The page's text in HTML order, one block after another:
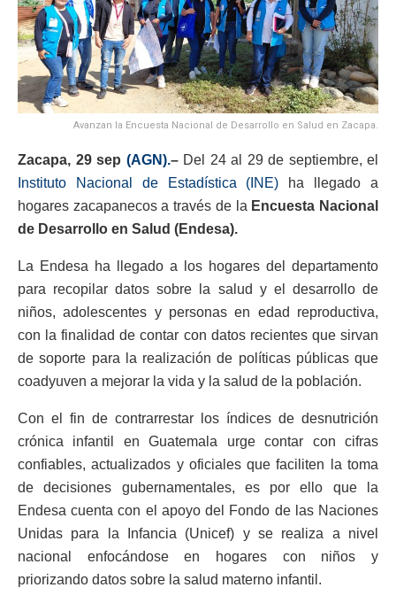
Avanzan la Encuesta Nacional de Desarrollo en Salud en Zacapa.
Zacapa, 29 sep (AGN).–Del 24 al 29 de septiembre, el
Instituto Nacional de Estadística (INE) ha llegado a
hogares zacapanecos a través de la Encuesta Nacional
de Desarrollo en Salud (Endesa).
La Endesa ha llegado a los hogares del departamento
para recopilar datos sobre la salud y el desarrollo de
niños, adolescentes y personas en edad reproductiva,
con la finalidad de contar con datos recientes que sirvan
de soporte para la realización de políticas públicas que
coadyuven a mejorar la vida y la salud de la población.
Con el fin de contrarrestar los índices de desnutrición
crónica infantil en Guatemala urge contar con cifras
confiables, actualizados y oficiales que faciliten la toma
de decisiones gubernamentales, es por ello que la
Endesa cuenta con el apoyo del Fondo de las Naciones
Unidas para la Infancia (Unicef) y se realiza a nivel
nacional enfocándose en hogares con niños y
priorizando datos sobre la salud materno infantil.